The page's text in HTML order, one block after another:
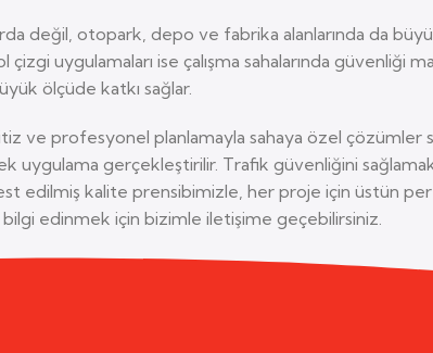
değil, otopark, depo ve fabrika alanlarında da
uygulamaları ise çalışma sahalarında güvenliği
ölçüde katkı sağlar.
ve profesyonel planlamayla sahaya özel
gerçekleştirilir. Trafik güvenliğini
edilmiş kalite prensibimizle, her proje için üstün
edinmek için bizimle iletişime geçebilirsiniz.